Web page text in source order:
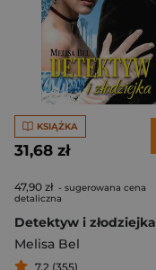
KSIĄŻKA
31,68 zł
47,90 zł - sugerowana cena
detaliczna
Detektyw i złodziejka
Melisa Bel
7,2 (355)